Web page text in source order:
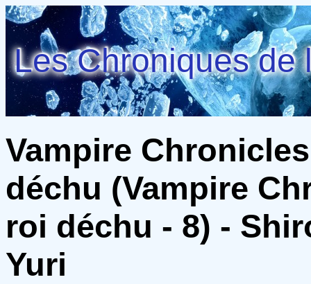
Les Chroniques de
Vampire
déchu (Vampire
roi déchu - 8) -
Yuri